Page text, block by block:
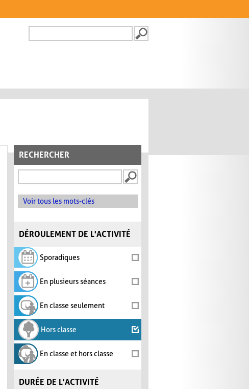
FORMULAIRE DE
RECHERCHER
Voir tous les mots-clés
DÉROULEMENT DE L'ACTIVITÉ
Sporadiques
En plusieurs séances
En classe seulement
Hors classe
En classe et hors classe
DURÉE DE L'ACTIVITÉ